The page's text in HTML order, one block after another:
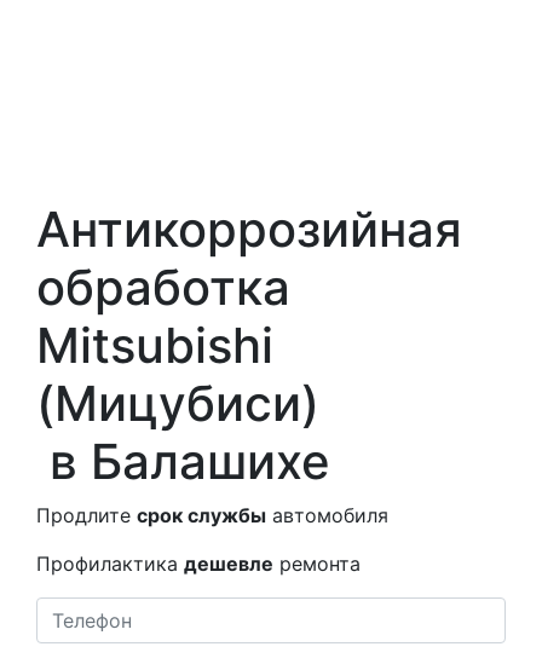
Антикоррозийная
обработка
Mitsubishi
(Мицубиси)
в Балашихе
Продлите срок службы автомобиля
Профилактика дешевле ремонта